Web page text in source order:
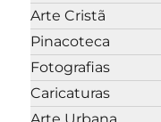
Arte Cristã
Pinacoteca
Fotografias
Caricaturas